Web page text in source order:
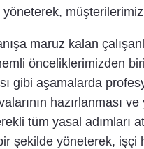
maruz kalan
önceliklerimizden
gibi aşamalarda
hazırlanması
tüm yasal adımları
şekilde yöneterek, işçi